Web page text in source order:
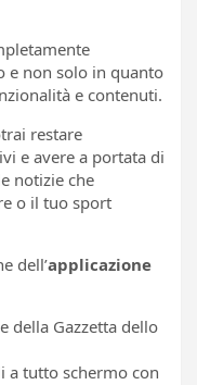
e non solo in quanto
e contenuti.
restare
e avere a portata di
notizie che
o il tuo sport
dell’applicazione
della Gazzetta dello
a tutto schermo con